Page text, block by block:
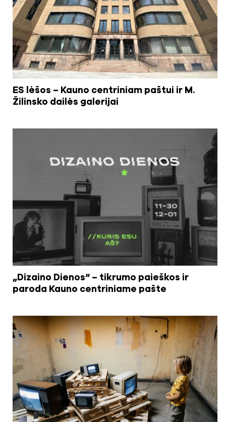
ES lėšos – Kauno centriniam paštui ir M.
Žilinsko dailės galerijai
„Dizaino Dienos“ – tikrumo paieškos ir
paroda Kauno centriniame pašte